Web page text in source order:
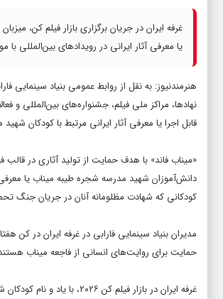
غرفه ایران در جریان برگزاری بازار فیلم کن،
یا معرفی آثار ایرانی در رویدادهای بین‌المللی
هنرمندنیوز: به نقل از روابط عمومی بنیاد سینمایی
نهادها، مراکز ملی فیلم، جشنواره‌های بین‌المللی
قابل اجرا یا معرفی آثار ایرانی مرتبط با کودکان
«میناب فاند» با هدف حمایت از تولید آثاری در قالب
دانش‌آموزان شهید مدرسه شجره طیبه میناب یا
کودکانی که شهادت مظلومانه آنان در جریان جنگ
مدیران بنیاد سینمایی فارابی در غرفه ایران در کن
حمایت برای روایت‌های انسانی از فاجعه میناب
غرفه ایران در بازار